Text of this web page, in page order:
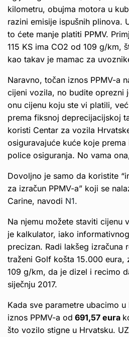
kilometru, obujma motora u
razini emisije ispušnih plinova.
to ćete manje platiti PPMV.
115 KS ima CO2 od 109 g/km,
kao takav je mamac za
Naravno, točan iznos PPMV-a
cijeni vozila, no budite oprezni
onu cijenu koju ste vi platili,
prema fiksnoj deprecijacijskoj
koristi Centar za vozila
osiguravajuće kuće koje prema
police osiguranja. No vama
Dovoljno je samo da koristite
za izračun PPMV-a” koji se
Carine, navodi N1.
Na njemu možete staviti cijenu
je kalkulator, iako
precizan. Radi lakšeg izračuna
traženi Golf košta 15.000 eura,
109 g/km, da je dizel i recimo
siječnju 2017.
Kada sve parametre ubacimo
iznos PPMV-a od 691,57 eura
što vozilo stigne u Hrvatsku.